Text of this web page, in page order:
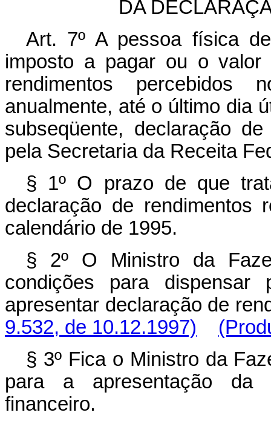
DA
Art. 7º A pessoa física
imposto a pagar ou o valor
rendimentos percebidos
anualmente, até o último dia
subseqüente, declaração
pela Secretaria da Receita
§ 1º O prazo de que
declaração de rendimentos
calendário de 1995.
§ 2º O Ministro da
condições para
apresentar declaração de
9.532, de 10.12.1997)
§ 3º Fica o Ministro da
para a apresentação da
financeiro.